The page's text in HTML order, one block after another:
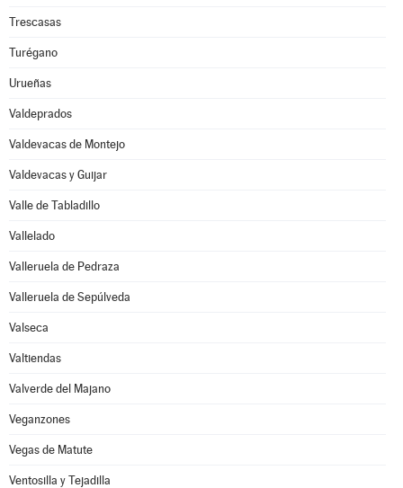
Trescasas
Turégano
Urueñas
Valdeprados
Valdevacas de Montejo
Valdevacas y Guijar
Valle de Tabladillo
Vallelado
Valleruela de Pedraza
Valleruela de Sepúlveda
Valseca
Valtiendas
Valverde del Majano
Veganzones
Vegas de Matute
Ventosilla y Tejadilla